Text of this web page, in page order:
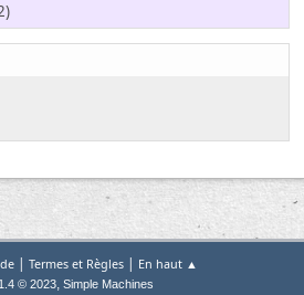
| Termes et Règles| En haut ▲
© 2023, Simple Machines